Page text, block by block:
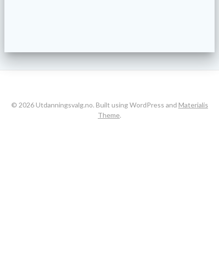
© 2026 Utdanningsvalg.no. Built using WordPress and Materialis
Theme.